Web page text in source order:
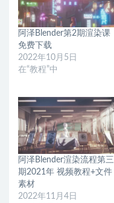
阿泽Blender第2期渲染课
免费下载
2022年10月5日
在“教程”中
阿泽Blender渲染流程第三
期2021年 视频教程+文件
素材
2022年11月4日